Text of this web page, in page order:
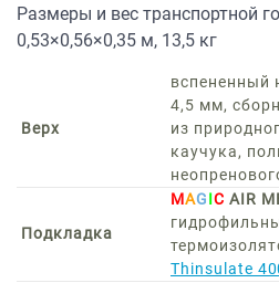
Размеры и вес транспортной
0,53×0,56×0,35 м, 13,5 кг
Верх
вспененный
4,5 мм,
из
каучука,
Подкладка
MAGIC AIR
Thinsulate